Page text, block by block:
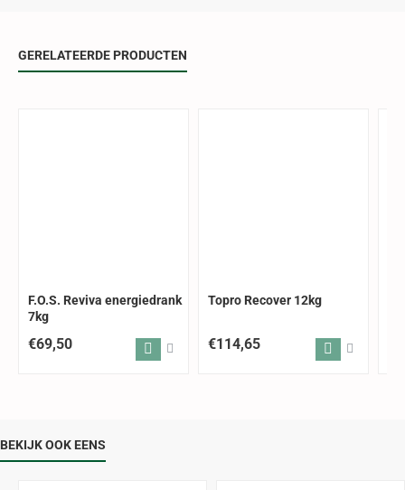
GERELATEERDE PRODUCTEN
F.O.S. Reviva energiedrank
7kg
€69,50
Topro Recover 12kg
€114,65
BEKIJK OOK EENS